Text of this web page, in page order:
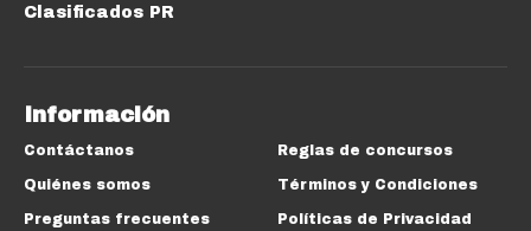
Clasificados PR
Información
Contáctanos
Quiénes somos
Preguntas frecuentes
Reglas de concursos
Términos y Condiciones
Políticas de Privacidad